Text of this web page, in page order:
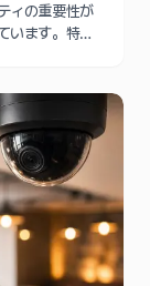
ィの重要性が
います。特
トなどにモザ
について、ま
かける必要がある理由